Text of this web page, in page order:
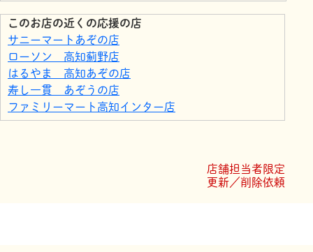
このお店の近くの応援の店
サニーマートあぞの店
ローソン 高知薊野店
はるやま 高知あぞの店
寿し一貫 あぞうの店
ファミリーマート高知インター店
ホームセンター ハマート薊野店
店舗担当者限定
更新／削除依頼